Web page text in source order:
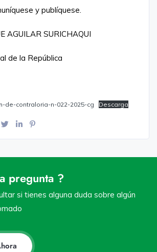
y publíquese.
AGUILAR SURICHAQUI
de la República
de-contraloria-n-022-2025-cg Descarga
pregunta ?
si tienes alguna duda sobre algún